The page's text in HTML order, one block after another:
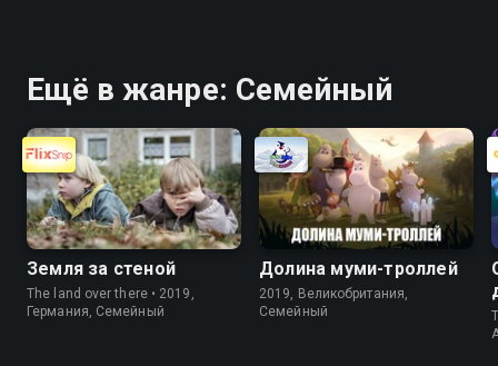
Ещё в жанре: Cемейный
Земля за стеной
The land over there • 2019,
Германия, Cемейный
Долина муми-троллей
2019, Великобритания,
Cемейный